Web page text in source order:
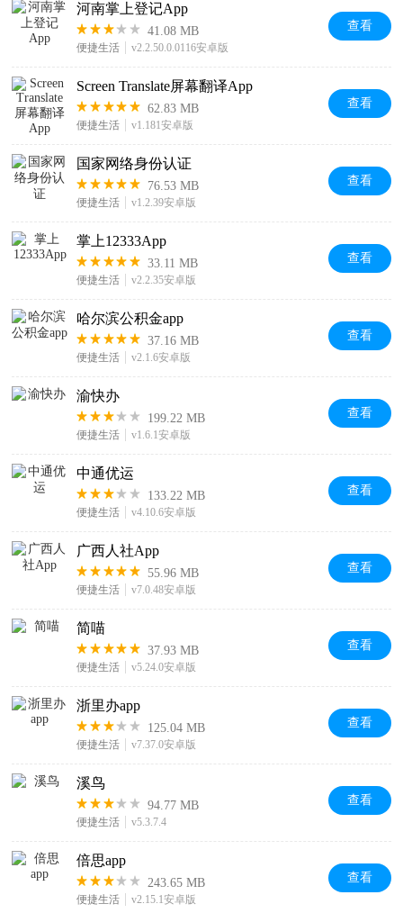
河南掌上登记App
41.08 MB
便捷生活 v2.2.50.0.0116安卓版
查看
Screen Translate屏幕翻译App
62.83 MB
便捷生活 v1.181安卓版
查看
国家网络身份认证
76.53 MB
便捷生活 v1.2.39安卓版
查看
掌上12333App
33.11 MB
便捷生活 v2.2.35安卓版
查看
哈尔滨公积金app
37.16 MB
便捷生活 v2.1.6安卓版
查看
渝快办
199.22 MB
便捷生活 v1.6.1安卓版
查看
中通优运
133.22 MB
便捷生活 v4.10.6安卓版
查看
广西人社App
55.96 MB
便捷生活 v7.0.48安卓版
查看
简喵
37.93 MB
便捷生活 v5.24.0安卓版
查看
浙里办app
125.04 MB
便捷生活 v7.37.0安卓版
查看
溪鸟
94.77 MB
便捷生活 v5.3.7.4
查看
倍思app
243.65 MB
便捷生活 v2.15.1安卓版
查看